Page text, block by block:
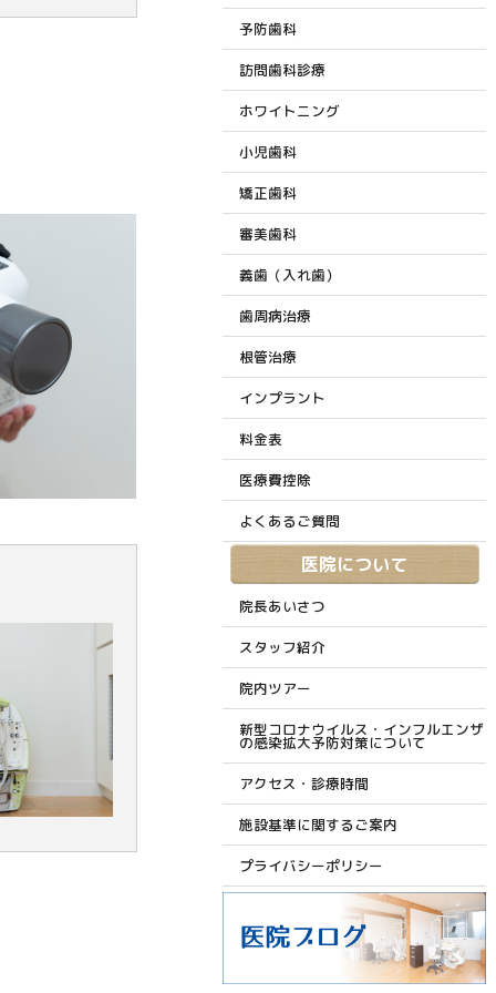
予防歯科
訪問歯科診療
ホワイトニング
小児歯科
矯正歯科
審美歯科
義歯（入れ歯）
歯周病治療
根管治療
インプラント
料金表
医療費控除
よくあるご質問
医院について
院長あいさつ
スタッフ紹介
院内ツアー
新型コロナウイルス・インフルエンザ
の感染拡大予防対策について
アクセス・診療時間
施設基準に関するご案内
プライバシーポリシー